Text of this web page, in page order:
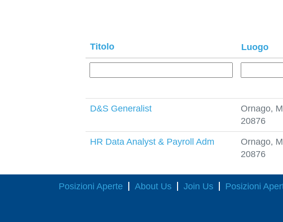
Titolo Luogo
D&S Generalist
Ornago,
20876
HR Data Analyst & Payroll Adm
Ornago,
20876
Posizioni Aperte About Us Join Us Posizioni